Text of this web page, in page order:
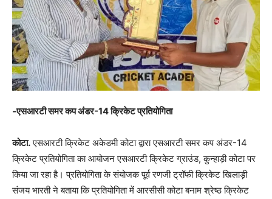
-एसआरटी समर कप अंडर-14 क्रिकेट प्रतियोगिता
कोटा.एसआरटी क्रिकेट अकेडमी कोटा द्वारा एसआरटी समर कप अंडर-14
क्रिकेट प्रतियोगिता का आयोजन एसआरटी क्रिकेट ग्राउंड, कुन्हाड़ी कोटा पर
किया जा रहा है। प्रतियोगिता के संयोजक पूर्व रणजी ट्रॉफी क्रिकेट खिलाड़ी
संजय भारती ने बताया कि प्रतियोगिता में आरसीसी कोटा बनाम श्रेष्ठ क्रिकेट